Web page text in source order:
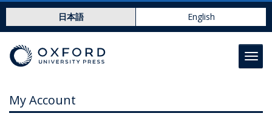
日本語 English
My Account